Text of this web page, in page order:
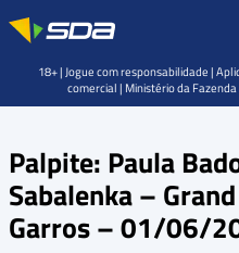
Palpite: Paula
Sabalenka –
Garros – 01/06/
18+ | Jogue com responsabilidade |
comercial | Ministério da